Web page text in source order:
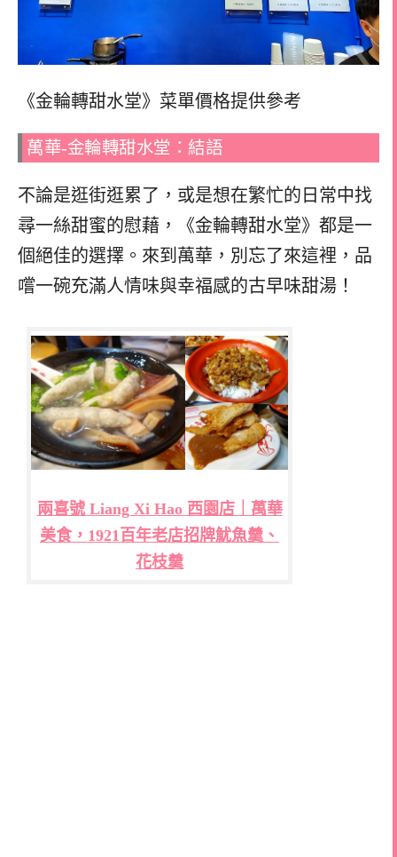
《金輪轉甜水堂》菜單價格提供參考
萬華-金輪轉甜水堂：結語
不論是逛街逛累了，或是想在繁忙的日常中找
尋一絲甜蜜的慰藉，《金輪轉甜水堂》都是一
個絕佳的選擇。來到萬華，別忘了來這裡，品
嚐一碗充滿人情味與幸福感的古早味甜湯！
兩喜號 Liang Xi Hao 西園店｜萬華
美食，1921百年老店招牌魷魚羹、
花枝羹